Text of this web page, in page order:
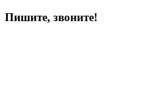
Пишите, звоните!